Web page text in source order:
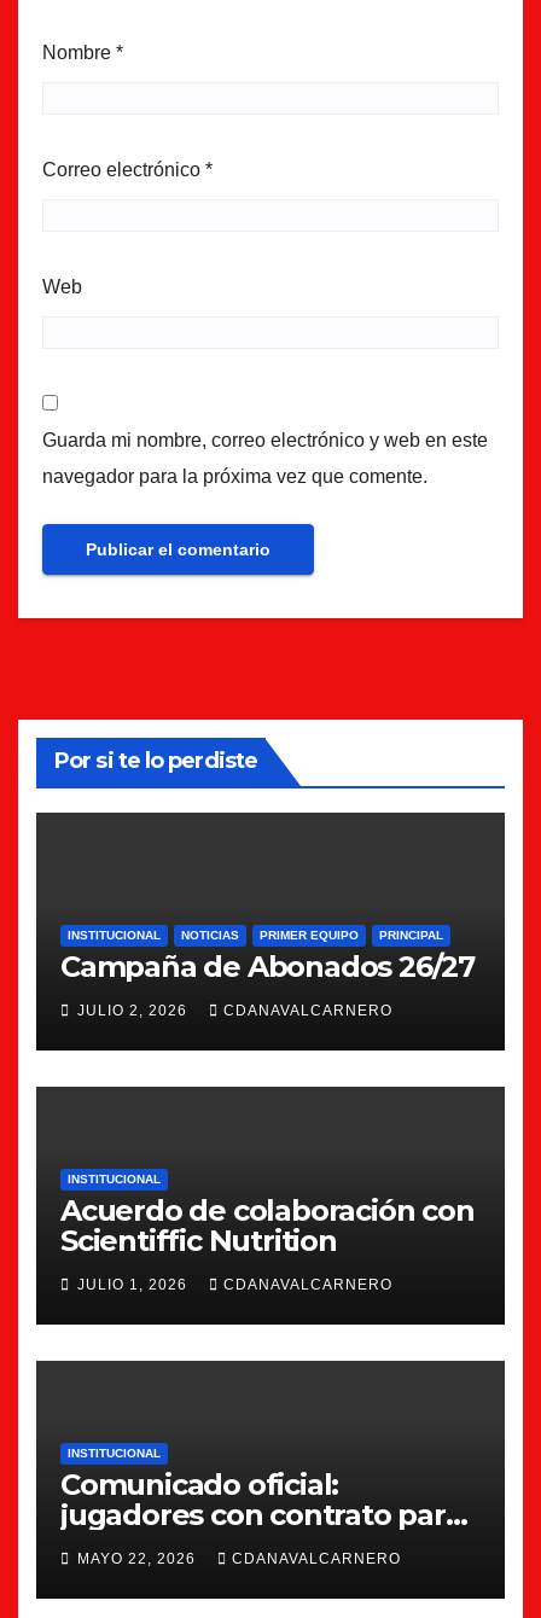
Nombre *
Correo electrónico *
Web
Guarda mi nombre, correo electrónico y web en este
navegador para la próxima vez que comente.
Por si te lo perdiste
INSTITUCIONAL NOTICIAS PRIMER EQUIPO PRINCIPAL
Campaña de Abonados 26/27
JULIO 2, 2026 CDANAVALCARNERO
INSTITUCIONAL
Acuerdo de colaboración con
Scientiffic Nutrition
JULIO 1, 2026 CDANAVALCARNERO
INSTITUCIONAL
Comunicado oficial:
jugadores con contrato para
la 26/27
MAYO 22, 2026 CDANAVALCARNERO